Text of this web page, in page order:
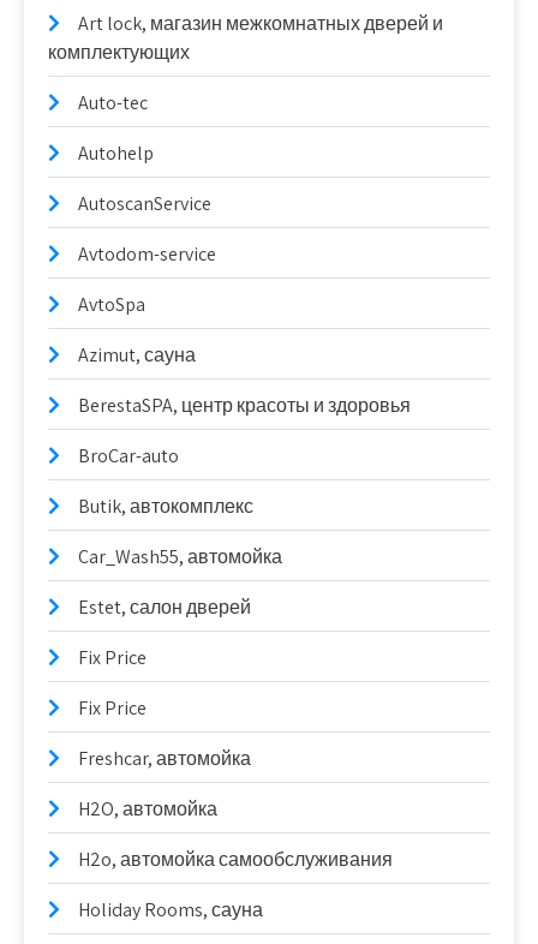
Art lock, магазин межкомнатных дверей и
комплектующих
Auto-tec
Autohelp
AutoscanService
Avtodom-service
AvtoSpa
Azimut, сауна
BerestaSPA, центр красоты и здоровья
BroCar-auto
Butik, автокомплекс
Car_Wash55, автомойка
Estet, салон дверей
Fix Price
Fix Price
Freshcar, автомойка
H2O, автомойка
H2o, автомойка самообслуживания
Holiday Rooms, сауна